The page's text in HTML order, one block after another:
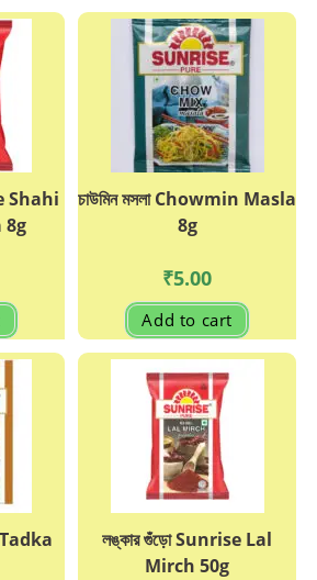
Shahi
8g
চাউমিন মসলা Chowmin Masla
8g
₹5.00
Add to cart
লঙ্কার গুঁড়ো Sunrise Lal
Mirch 50g